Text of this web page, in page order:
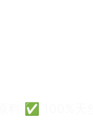
料 ✅ 100%天然